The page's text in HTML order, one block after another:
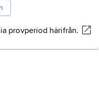
provperiod härifrån.